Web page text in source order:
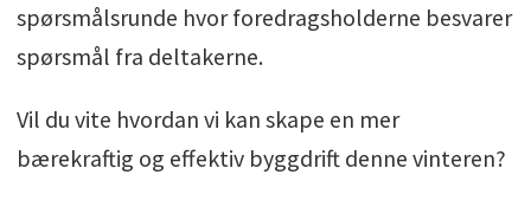
spørsmålsrunde hvor foredragsholderne besvarer
spørsmål fra deltakerne.
Vil du vite hvordan vi kan skape en mer
bærekraftig og effektiv byggdrift denne vinteren?